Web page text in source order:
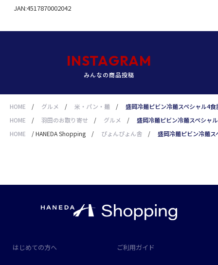
HOME / グルメ / 米・パン・麺 /
盛岡冷麺ピビン冷麺スペシャル4食
HOME
/ 羽田のお取り寄せ / グルメ /
盛岡冷麺ピビン冷麺スペシャ
HOME
/HANEDA Shopping / ぴょんぴょん舎 / 盛岡冷麺ピビン冷麺
JAN:4517870002042
INSTAGRAM
みんなの商品投稿
はじめての方へ ご利用ガイド